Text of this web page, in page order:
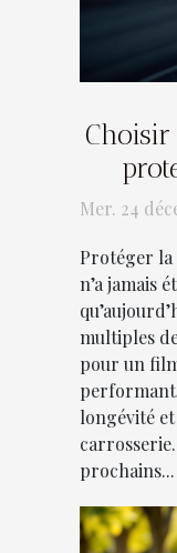
Mer. 24
Protéger
n’a jamais
multiples
pour un
longévité
prochains...